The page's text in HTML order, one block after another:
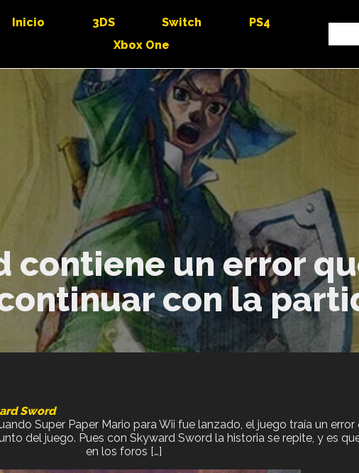
Inicio 3DS Switch
PS4
Xbox One
contiene un error
con la
Sword
Super Paper Mario para Wii fue lanzado, el juego traía un
del juego. Pues con Skyward Sword la historia se repite, y es
en los foros […]